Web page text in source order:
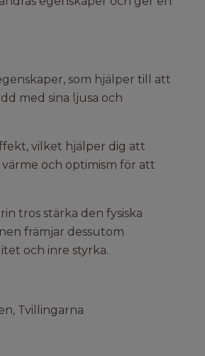
som hjälper till att
med sina ljusa och
vilket hjälper dig att
och optimism för att
tros stärka den fysiska
främjar dessutom
och inre styrka.
Tvillingarna